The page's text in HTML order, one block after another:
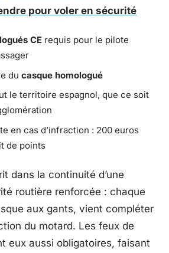
pour voler en sécurité
CE requis pour le pilote
du casque homologué
le territoire espagnol, que ce soit
en cas d’infraction : 200 euros
de points
dans la continuité d’une
routière renforcée : chaque
aux gants, vient compléter
du motard. Les feux de
eux aussi obligatoires, faisant